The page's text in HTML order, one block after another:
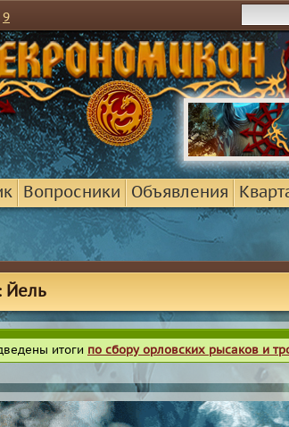
9
Вопросники Объявления
Йель
итоги по сбору орловских рысаков и